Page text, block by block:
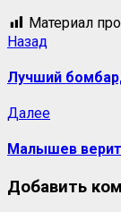
Материал
Навигация
записи
Назад
Лучший
ДалееСледующая
Малышев
Добавить